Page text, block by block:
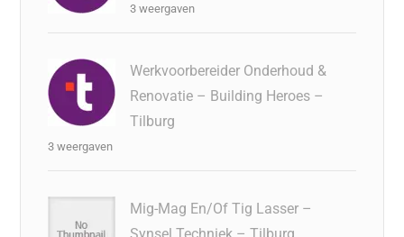
3 weergaven
Werkvoorbereider Onderhoud &
Renovatie – Building Heroes –
Tilburg
3 weergaven
Mig-Mag En/Of Tig Lasser –